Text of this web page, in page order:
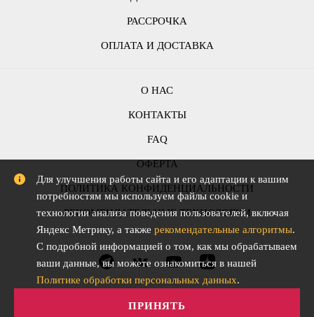
РАССРОЧКА
ОПЛАТА И ДОСТАВКА
О НАС
КОНТАКТЫ
FAQ
ОФЕРТА
ПОЛИТИКА КОНФИДЕНЦИАЛЬНОСТИ
РЕКОМЕНДАТЕЛЬНЫЕ ТЕХНОЛОГИИ
Для улучшения работы сайта и его адаптации к вашим
потребностям мы используем файлы cookie и
технологии анализа поведения пользователей, включая
Яндекс Метрику, а также рекомендательные алгоритмы.
С подробной информацией о том, как мы обрабатываем
ваши данные, вы можете ознакомиться в нашей
Политике обработки персональных данных.
ПРИНЯТЬ